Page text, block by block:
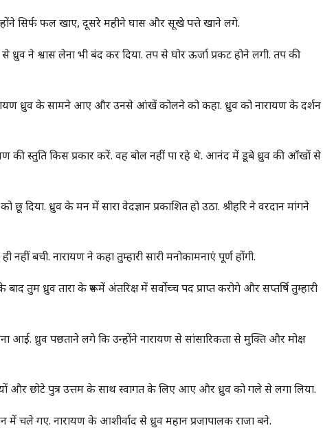
सिर्फ फल खाए, दूसरे महीने घास और सूखे पत्ते खाने लगे.
ने श्वास लेना भी बंद कर दिया. तप से घोर ऊर्जा प्रकट होने लगी. तप की
ध्रुव के सामने आए और उनसे आंखें कोलने को कहा. ध्रुव को नारायण के दर्शन
स्तुति किस प्रकार करें. वह बोल नहीं पा रहे थे. आनंद में डूबे ध्रुव की आँखों से
ध्रुव के मन में सारा वेदज्ञान प्रकाशित हो उठा. श्रीहरि ने वरदान मांगने
बची. नारायण ने कहा तुम्हारी सारी मनोकामनाएं पूर्ण होंगी.
ध्रुव तारा के रूप में अंतरिक्ष में सर्वोच्च पद प्राप्त करोगे और सप्तर्षि तुम्हारी
आई. ध्रुव पछताने लगे कि उन्होंने नारायण से सांसारिकता से मुक्ति और मोक्ष
और छोटे पुत्र उत्तम के साथ स्वागत के लिए आए और ध्रुव को गले से लगा लिया.
में चले गए. नारायण के आशीर्वाद से ध्रुव महान प्रजापालक राजा बने.